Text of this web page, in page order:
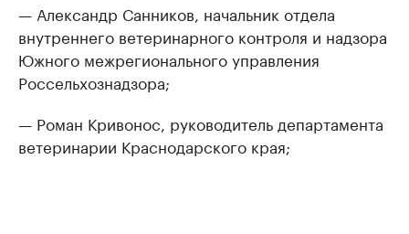
— Александр Санников, начальник отдела
внутреннего ветеринарного контроля и надзора
Южного межрегионального управления
Россельхознадзора;
— Роман Кривонос, руководитель департамента
ветеринарии Краснодарского края;